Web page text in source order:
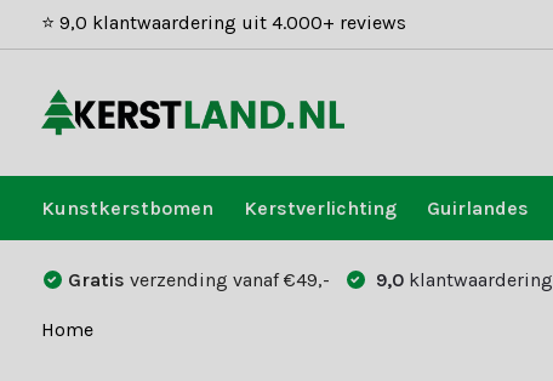
⭐ 9,0 klantwaardering uit 4.000+ reviews
Kunstkerstbomen Kerstverlichting Guirlandes
Gratis verzending vanaf €49,- 9,0 klantwaardering
Home